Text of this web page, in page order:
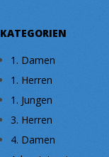
KATEGORIEN
1. Damen
1. Herren
1. Jungen
3. Herren
4. Damen